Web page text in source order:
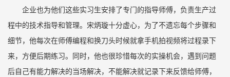
企业也为他们这些实习生安排了专门的指导师傅，负责生产过
程中的技术指导和管理。宋炳璇十分虚心，为了不遗忘每个步骤和
细节，他每次在师傅编程和换刀头时候就拿手机拍视频将过程录下
来，方便后期练习。同时，他也很珍惜每次的实操机会，遇到问题
后自己有能力解决的当场解决，不能解决就记录下来反馈给师傅，